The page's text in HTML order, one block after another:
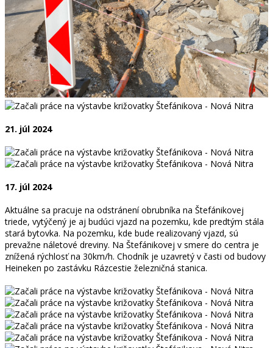
21. júl 2024
17. júl 2024
Aktuálne sa pracuje na odstránení obrubníka na Štefánikovej
triede, vytýčený je aj budúci vjazd na pozemku, kde predtým stála
stará bytovka. Na pozemku, kde bude realizovaný vjazd, sú
prevažne náletové dreviny. Na Štefánikovej v smere do centra je
znížená rýchlosť na 30km/h. Chodník je uzavretý v časti od budovy
Heineken po zastávku Rázcestie železničná stanica.